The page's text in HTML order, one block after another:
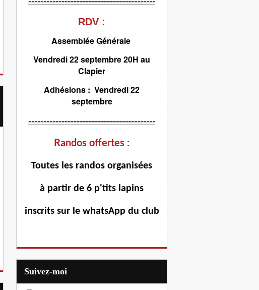
RDV :
Assemblée Générale
Vendredi 22 septembre 20H au
Clapier
Adhésions : Vendredi 22
septembre
------------------------------------------
Randos offertes :
Toutes les randos organisées
à partir de 6 p'tits lapins
inscrits sur le whatsApp du club
Suivez-moi